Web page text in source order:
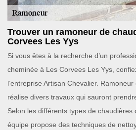
Trouver un ramoneur de
Corvees Les Yys
Si vous êtes à la recherche d’un
cheminée à Les Corvees Les Yys,
l’entreprise Artisan Chevalier.
réalise divers travaux qui sauront
Selon les différents types de chaudières
équipe propose des techniques de